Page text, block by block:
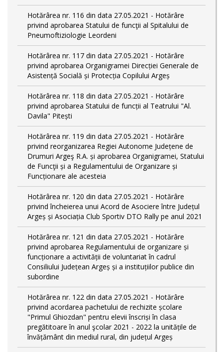
Hotărârea nr. 116 din data 27.05.2021 - Hotărâre
privind aprobarea Statului de funcţii al Spitalului de
Pneumoftiziologie Leordeni
Hotărârea nr. 117 din data 27.05.2021 - Hotărâre
privind aprobarea Organigramei Direcției Generale de
Asistență Socială și Protecția Copilului Argeș
Hotărârea nr. 118 din data 27.05.2021 - Hotărâre
privind aprobarea Statului de funcții al Teatrului "Al.
Davila" Pitești
Hotărârea nr. 119 din data 27.05.2021 - Hotărâre
privind reorganizarea Regiei Autonome Județene de
Drumuri Argeş R.A. și aprobarea Organigramei, Statului
de Funcţii și a Regulamentului de Organizare și
Funcționare ale acesteia
Hotărârea nr. 120 din data 27.05.2021 - Hotărâre
privind încheierea unui Acord de Asociere între Județul
Argeș și Asociația Club Sportiv DTO Rally pe anul 2021
Hotărârea nr. 121 din data 27.05.2021 - Hotărâre
privind aprobarea Regulamentului de organizare și
funcționare a activității de voluntariat în cadrul
Consiliului Județean Argeș și a instituțiilor publice din
subordine
Hotărârea nr. 122 din data 27.05.2021 - Hotărâre
privind acordarea pachetului de rechizite școlare
"Primul Ghiozdan" pentru elevii înscriși în clasa
pregătitoare în anul şcolar 2021 - 2022 la unitățile de
învățământ din mediul rural, din județul Argeș